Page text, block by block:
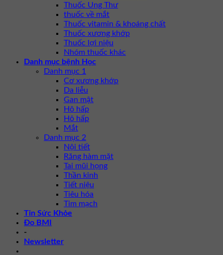
Thuốc Ung Thư
thuốc về mắt
Thuốc vitamin & khoáng chất
Thuốc xương khớp
Thuốc lợi niệu
Nhóm thuốc khác
Danh mục bệnh Học
Danh mục 1
Cơ xương khớp
Da liễu
Gan mật
Hô hấp
Hô hấp
Mắt
Danh mục 2
Nội tiết
Răng hàm mặt
Tai mũi họng
Thần kinh
Tiết niệu
Tiêu hóa
Tim mạch
Tin Sức Khỏe
Đo BMI
-
Newsletter